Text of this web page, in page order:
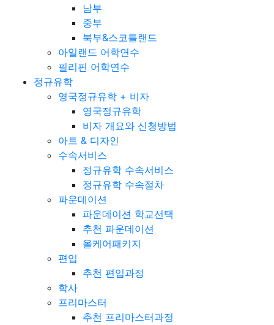
남부
중부
북부&스코틀랜드
아일랜드 어학연수
필리핀 어학연수
정규유학
영국정규유학 + 비자
영국정규유학
비자 개요와 신청방법
아트 & 디자인
수속서비스
정규유학 수속서비스
정규유학 수속절차
파운데이션
파운데이션 학교선택
추천 파운데이션
올케어패키지
편입
추천 편입과정
학사
프리마스터
추천 프리마스터과정